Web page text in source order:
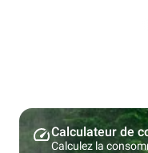
Calculateur de
Calculez la